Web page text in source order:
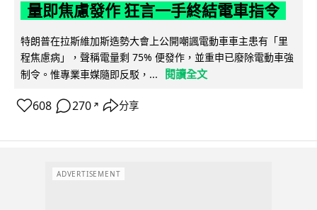
量即焦慮發作 狂言一手終結電車指令
特朗普在拉斯維加斯造勢大會上公開嘲諷電動車車主患有「里
程焦慮病」，聲稱電量剩 75% 便發作，並重申已廢除電動車強
制令。惟專業車媒隨即反駁，...
閱讀全文
608 270 ↗ 分享
ADVERTISEMENT